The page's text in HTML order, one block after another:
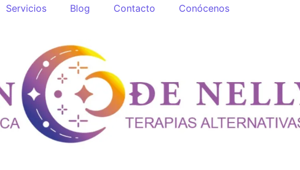
Servicios Blog Contacto Conócenos